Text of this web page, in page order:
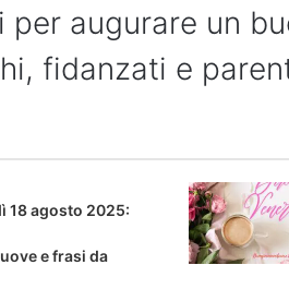
per augurare un
fidanzati e
18 agosto 2025:
e frasi da